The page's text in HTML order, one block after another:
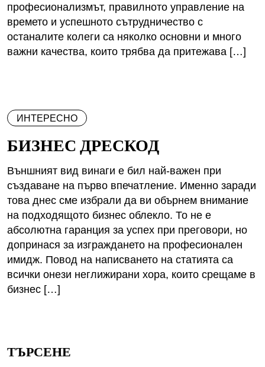
професионализмът, правилното управление на
времето и успешното сътрудничество с
останалите колеги са няколко основни и много
важни качества, които трябва да притежава […]
ИНТЕРЕСНО
БИЗНЕС ДРЕСКОД
Външният вид винаги е бил най-важен при
създаване на първо впечатление. Именно заради
това днес сме избрали да ви обърнем внимание
на подходящото бизнес облекло. То не е
абсолютна гаранция за успех при преговори, но
допринася за изграждането на професионален
имидж. Повод на написването на статията са
всички онези неглижирани хора, които срещаме в
бизнес […]
ТЪРСЕНЕ